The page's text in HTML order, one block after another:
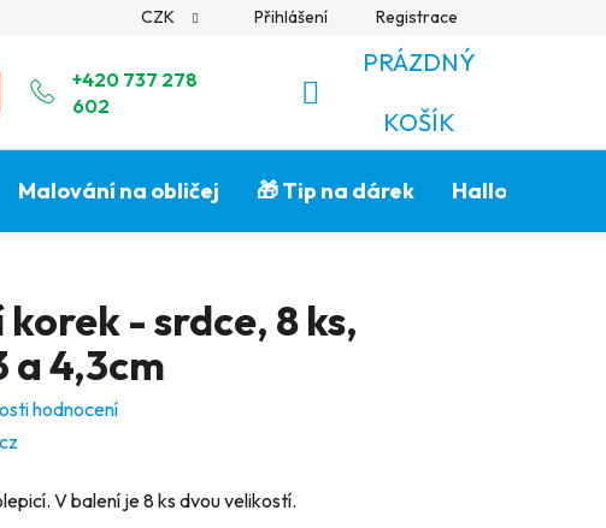
CZK Přihlášení Registrace
+420 737 278
602
NÁKUPNÍ
KOŠÍK
PRÁZDNÝ
KOŠÍK
Malování na obličej 🎁 Tip na dárek Halloween🎃
- srdce, 8 ks,
a 4,3cm
hodnocení
V balení je 8 ks dvou velikostí.